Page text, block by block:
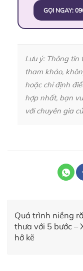
GỌI NGAY:
Lưu ý: Thông
tham khảo,
hoặc chỉ định
hợp nhất, bạn
với chuyên gia
Quá trình niềng
thưa với 5 bước –
hở kẽ